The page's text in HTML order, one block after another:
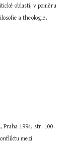
oblasti, v poměru
a theologie.
Praha 1994, str. 100.
mezi